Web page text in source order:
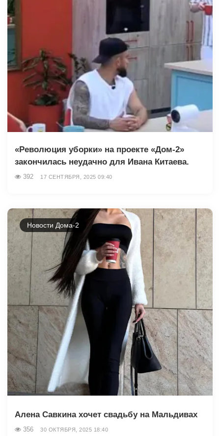
«Революция уборки» на проекте «Дом-2»
закончилась неудачно для Ивана Китаева.
392 17 СЕНТЯБРЯ, 2025 09:40
Новости Дома-2
Алена Савкина хочет свадьбу на Мальдивах
356 30 ОКТЯБРЯ, 2025 18:40